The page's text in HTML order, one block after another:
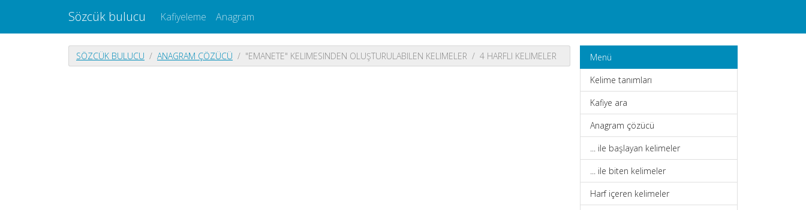
Sözcük bulucu Kafiyeleme Anagram
SÖZCÜK BULUCU ANAGRAM ÇÖZÜCÜ "EMANETE" KELIMESINDEN OLUŞTURULABILEN KELIMELER 4 HARFLI KELIMELER
Menü
Kelime tanımları
Kafiye ara
Anagram çözücü
... ile başlayan kelimeler
... ile biten kelimeler
Harf içeren kelimeler